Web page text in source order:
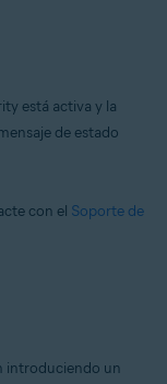
está activa y la
de estado
con el Soporte de
introduciendo un